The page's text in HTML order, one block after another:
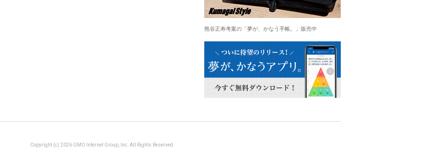
熊谷正寿考案の「夢が、かなう手帳。」販売中
Copyright (c) 2026 GMO Internet Group, Inc. All Rights Reserved.